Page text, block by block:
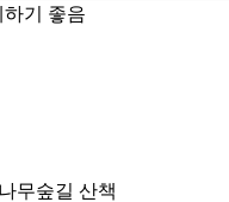
기 좋음
무숲길 산책